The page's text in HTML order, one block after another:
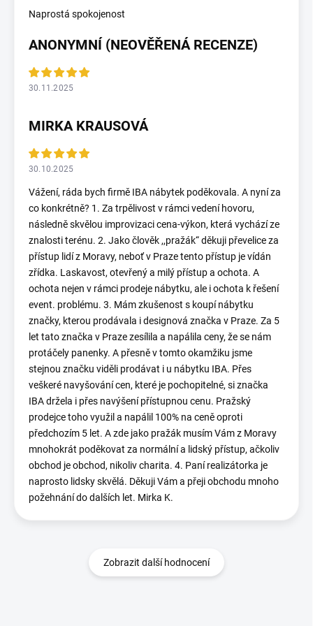
Naprostá spokojenost
ANONYMNÍ (NEOVĚŘENÁ RECENZE)
30.11.2025
MIRKA KRAUSOVÁ
30.10.2025
Vážení, ráda bych firmě IBA nábytek poděkovala. A nyní za
co konkrétně? 1. Za trpělivost v rámci vedení hovoru,
následně skvělou improvizaci cena-výkon, která vychází ze
znalosti terénu. 2. Jako člověk ,,pražák“ děkuji převelice za
přístup lidí z Moravy, neboť v Praze tento přístup je vídán
zřídka. Laskavost, otevřený a milý přístup a ochota. A
ochota nejen v rámci prodeje nábytku, ale i ochota k řešení
event. problému. 3. Mám zkušenost s koupí nábytku
značky, kterou prodávala i designová značka v Praze. Za 5
let tato značka v Praze zesílila a napálila ceny, že se nám
protáčely panenky. A přesně v tomto okamžiku jsme
stejnou značku viděli prodávat i u nábytku IBA. Přes
veškeré navyšování cen, které je pochopitelné, si značka
IBA držela i přes navýšení přístupnou cenu. Pražský
prodejce toho využil a napálil 100% na ceně oproti
předchozím 5 let. A zde jako pražák musím Vám z Moravy
mnohokrát poděkovat za normální a lidský přístup, ačkoliv
obchod je obchod, nikoliv charita. 4. Paní realizátorka je
naprosto lidsky skvělá. Děkuji Vám a přeji obchodu mnoho
požehnání do dalších let. Mirka K.
Zobrazit další hodnocení